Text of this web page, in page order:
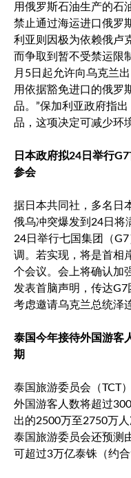
用俄罗斯石油生产的石
禁止通过海运进口俄罗
利亚则因极为依赖俄卢
而争取到暂不受禁运限
月5日起允许向乌克兰
用依据豁免进口的俄罗
品。”保加利亚政府指
品，这项决定可减少环
日本政府拟24日举行
参会
据日本共同社，多名日
俄乌冲突爆发到24日将
24日举行七国集团（
调。若实现，将是首相
个会议。会上将确认加
发表首脑声明，传达
考虑邀请乌克兰总统泽
泰国今年接待外国游客
期
泰国旅游委员会（TCT
外国游客人数将超过
出的2500万至2750万
泰国旅游委员会还预测
可超过3万亿泰铢（约合